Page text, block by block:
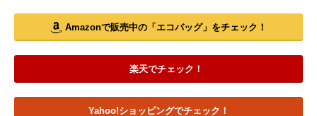
Amazonで販売中の「エコバッグ」をチェック！
楽天でチェック！
Yahoo!ショッピングでチェック！